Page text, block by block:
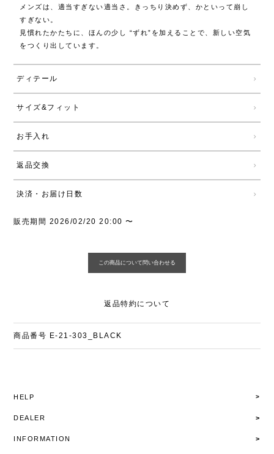
メンズは、適当すぎない適当さ。きっちり決めず、かといって崩し
すぎない。
見慣れたかたちに、ほんの少し “ずれ”を加えることで、新しい空気
をつくり出しています。
ディテール
サイズ&フィット
お手入れ
返品交換
決済・お届け日数
販売期間 2026/02/20 20:00〜
返品特約について
商品番号 E-21-303_BLACK
HELP
DEALER
INFORMATION